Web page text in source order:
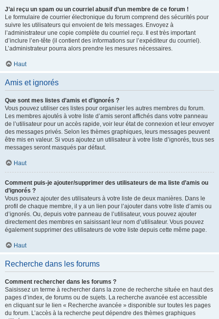
J’ai reçu un spam ou un courriel abusif d’un membre de ce forum !
Le formulaire de courrier électronique du forum comprend des sécurités pour
suivre les utilisateurs qui envoient de tels messages. Envoyez à
l’administrateur une copie complète du courriel reçu. Il est très important
d’inclure l’en-tête (il contient des informations sur l’expéditeur du courriel).
L’administrateur pourra alors prendre les mesures nécessaires.
Haut
Amis et ignorés
Que sont mes listes d’amis et d’ignorés ?
Vous pouvez utiliser ces listes pour organiser les autres membres du forum.
Les membres ajoutés à votre liste d’amis seront affichés dans votre panneau
de l’utilisateur pour un accès rapide, voir leur état de connexion et leur envoyer
des messages privés. Selon les thèmes graphiques, leurs messages peuvent
être mis en valeur. Si vous ajoutez un utilisateur à votre liste d’ignorés, tous ses
messages seront masqués par défaut.
Haut
Comment puis-je ajouter/supprimer des utilisateurs de ma liste d’amis ou
d’ignorés ?
Vous pouvez ajouter des utilisateurs à votre liste de deux manières. Dans le
profil de chaque membre, il y a un lien pour l’ajouter dans votre liste d’amis ou
d’ignorés. Ou, depuis votre panneau de l’utilisateur, vous pouvez ajouter
directement des membres en saisissant leur nom d’utilisateur. Vous pouvez
également supprimer des utilisateurs de votre liste depuis cette même page.
Haut
Recherche dans les forums
Comment rechercher dans les forums ?
Saisissez un terme à rechercher dans la zone de recherche située en haut des
pages d’index, de forums ou de sujets. La recherche avancée est accessible
en cliquant sur le lien « Recherche avancée » disponible sur toutes les pages
du forum. L’accès à la recherche peut dépendre des thèmes graphiques